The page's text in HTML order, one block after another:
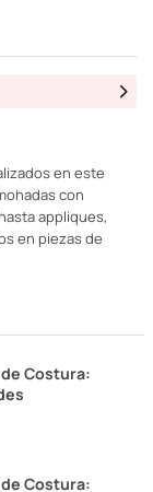
en este
con
appliques,
en piezas de
Costura:
Costura: